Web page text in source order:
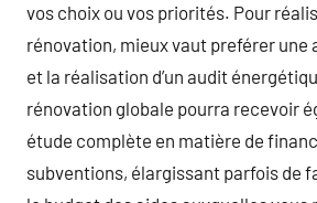
vos choix ou vos priorités. Pour
rénovation, mieux vaut preférer une
et la réalisation d’un audit
rénovation globale pourra recevoir
étude complète en matière de
subventions, élargissant parfois de